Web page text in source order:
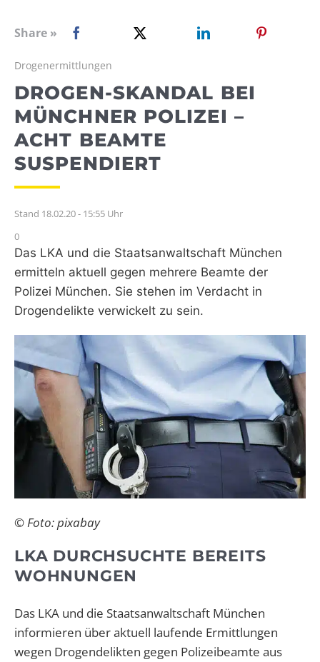
Share »
Drogenermittlungen
DROGEN-SKANDAL BEI
MÜNCHNER POLIZEI –
ACHT BEAMTE
SUSPENDIERT
Stand 18.02.20 - 15:55 Uhr
0
Das LKA und die Staatsanwaltschaft München
ermitteln aktuell gegen mehrere Beamte der
Polizei München. Sie stehen im Verdacht in
Drogendelikte verwickelt zu sein.
© Foto: pixabay
LKA DURCHSUCHTE BEREITS
WOHNUNGEN
Das LKA und die Staatsanwaltschaft München
informieren über aktuell laufende Ermittlungen
wegen Drogendelikten gegen Polizeibeamte aus